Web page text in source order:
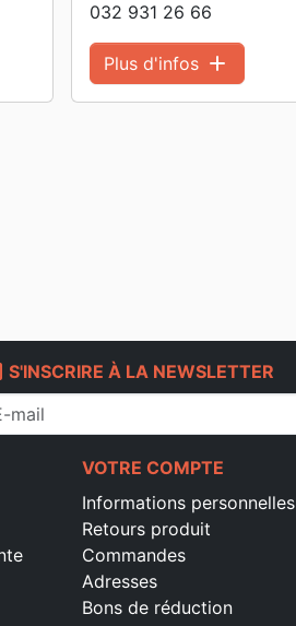
032 931 26 66
Plus d'infos add
S'INSCRIRE À LA NEWSLETTER
VOTRE COMPTE
Informations personnelles
Retours produit
Commandes
Adresses
Bons de réduction